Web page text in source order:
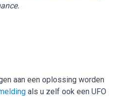
aan een oplossing worden
als u zelf ook een UFO